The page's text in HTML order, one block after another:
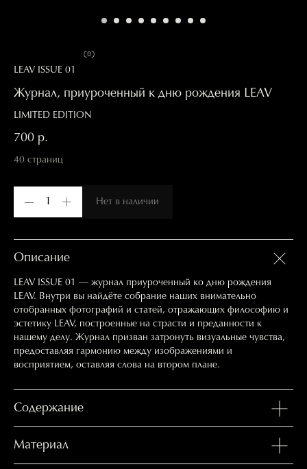
(0)
LEAV ISSUE 01
Журнал, приуроченный к дню рождения LEAV
LIMITED EDITION
700 р.
40 страниц
1 Нет в наличии
Описание
LEAV ISSUE 01 — журнал приуроченный ко дню рождения
LEAV. Внутри вы найдёте собрание наших внимательно
отобранных фотографий и статей, отражающих философию и
эстетику LEAV, построенные на страсти и преданности к
нашему делу. Журнал призван затронуть визуальные чувства,
предоставляя гармонию между изображениями и
восприятием, оставляя слова на втором плане.
Содержание
Материал